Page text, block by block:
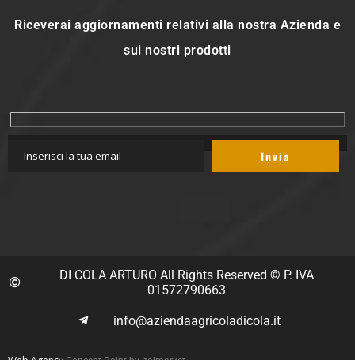
Riceverai aggiornamenti relativi alla nostra Azienda e
sui nostri prodotti
DI COLA ARTURO All Rights Reserved © P. IVA
01572790663
info@aziendaagricoladicola.it